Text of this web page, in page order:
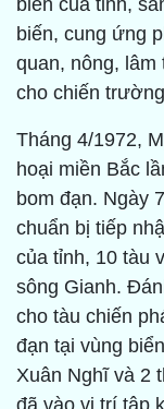
biển của tỉnh,
biến, cung ứng
quan, nông,
cho chiến
Tháng 4/1972,
hoại miền Bắc
bom đạn. Ngày
chuẩn bị tiếp
của tỉnh, 10 tàu
sông Gianh.
cho tàu chiến
đạn tại vùng
Xuân Nghĩ và 2